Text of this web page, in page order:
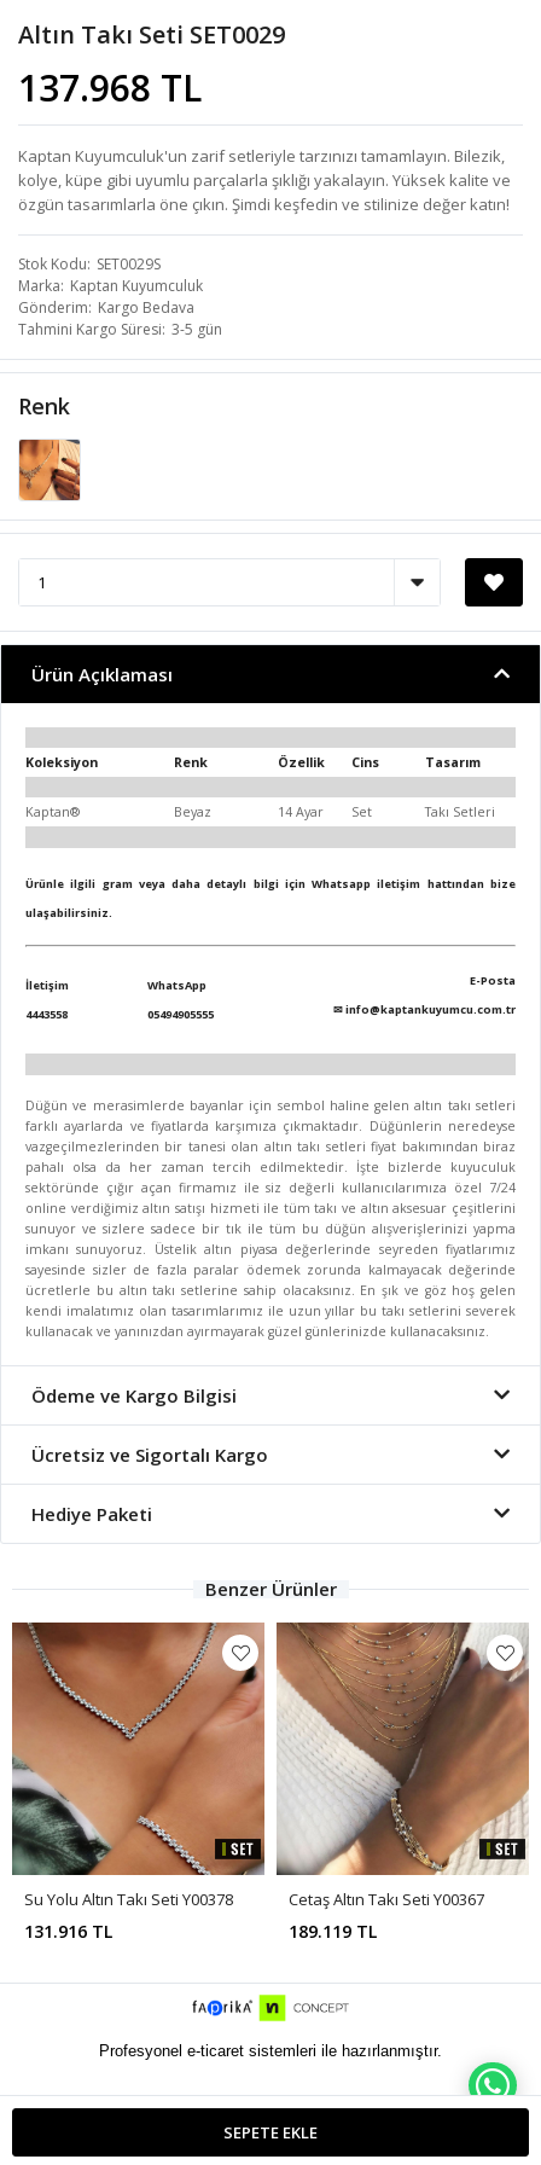
Altın Takı Seti SET0029
137.968 TL
Kaptan Kuyumculuk'un zarif setleriyle tarzınızı tamamlayın. Bilezik,
kolye, küpe gibi uyumlu parçalarla şıklığı yakalayın. Yüksek kalite ve
özgün tasarımlarla öne çıkın. Şimdi keşfedin ve stilinize değer katın!
Stok Kodu SET0029S
Marka Kaptan Kuyumculuk
Gönderim Kargo Bedava
Tahmini Kargo Süresi 3-5 gün
Renk
SEPETE EKLE
Ürün Açıklaması
Koleksiyon Renk Özellik Cins Tasarım
Kaptan® Beyaz 14 Ayar Set Takı Setleri
Ürünle ilgili gram veya daha detaylı bilgi için Whatsapp iletişim hattından bize
ulaşabilirsiniz.
İletişim
4443558
WhatsApp
05494905555
E-Posta
✉info@kaptankuyumcu.com.tr
Düğün ve merasimlerde bayanlar için sembol haline gelen altın takı setleri
farklı ayarlarda ve fiyatlarda karşımıza çıkmaktadır. Düğünlerin neredeyse
vazgeçilmezlerinden bir tanesi olan altın takı setleri fiyat bakımından biraz
pahalı olsa da her zaman tercih edilmektedir. İşte bizlerde kuyuculuk
sektöründe çığır açan firmamız ile siz değerli kullanıcılarımıza özel 7/24
online verdiğimiz altın satışı hizmeti ile tüm takı ve altın aksesuar çeşitlerini
sunuyor ve sizlere sadece bir tık ile tüm bu düğün alışverişlerinizi yapma
imkanı sunuyoruz. Üstelik altın piyasa değerlerinde seyreden fiyatlarımız
sayesinde sizler de fazla paralar ödemek zorunda kalmayacak değerinde
ücretlerle bu altın takı setlerine sahip olacaksınız. En şık ve göz hoş gelen
kendi imalatımız olan tasarımlarımız ile uzun yıllar bu takı setlerini severek
kullanacak ve yanınızdan ayırmayarak güzel günlerinizde kullanacaksınız.
Ödeme ve Kargo Bilgisi
Ücretsiz ve Sigortalı Kargo
Hediye Paketi
Benzer Ürünler
Su Yolu Altın Takı Seti Y00378
131.916 TL
Cetaş Altın Takı Seti Y00367
189.119 TL
Profesyonel e-ticaret sistemleri ile hazırlanmıştır.
ETBIS